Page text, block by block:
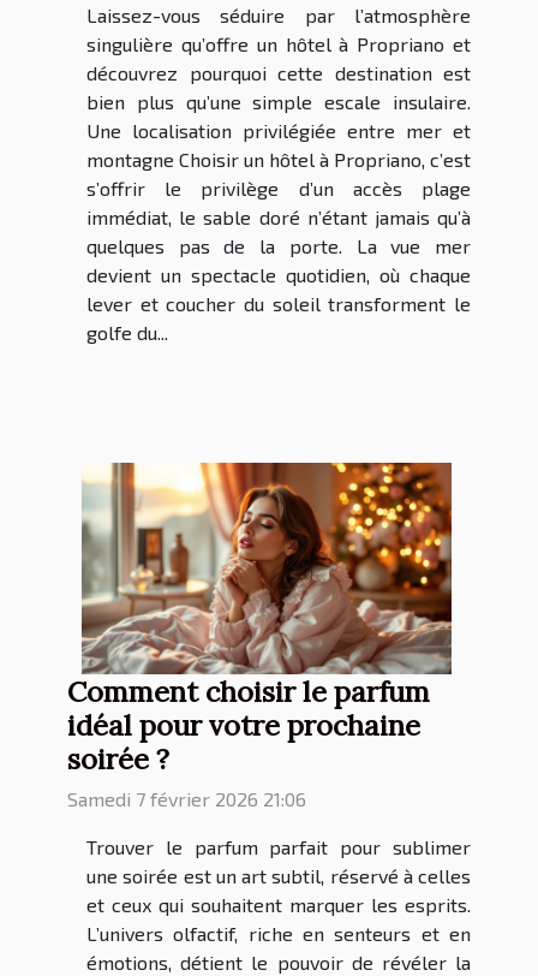
Laissez-vous séduire par l’atmosphère
singulière qu’offre un hôtel à Propriano et
découvrez pourquoi cette destination est
bien plus qu’une simple escale insulaire.
Une localisation privilégiée entre mer et
montagne Choisir un hôtel à Propriano, c’est
s’offrir le privilège d’un accès plage
immédiat, le sable doré n’étant jamais qu’à
quelques pas de la porte. La vue mer
devient un spectacle quotidien, où chaque
lever et coucher du soleil transforment le
golfe du...
Comment choisir le parfum
idéal pour votre prochaine
soirée ?
Samedi 7 février 2026 21:06
Trouver le parfum parfait pour sublimer
une soirée est un art subtil, réservé à celles
et ceux qui souhaitent marquer les esprits.
L’univers olfactif, riche en senteurs et en
émotions, détient le pouvoir de révéler la